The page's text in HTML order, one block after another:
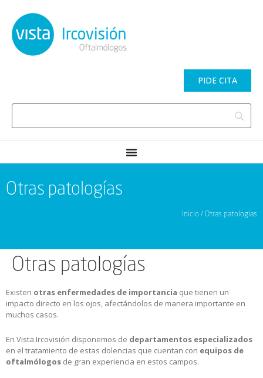
PIDE CITA
Otras patologías
Inicio / Otras patologías
Otras patologías
Existen otras enfermedades de importancia que tienen un
impacto directo en los ojos, afectándolos de manera importante en
muchos casos.
En Vista Ircovisión disponemos de departamentos especializados
en el tratamiento de estas dolencias que cuentan con equipos de
oftalmólogos de gran experiencia en estos campos.